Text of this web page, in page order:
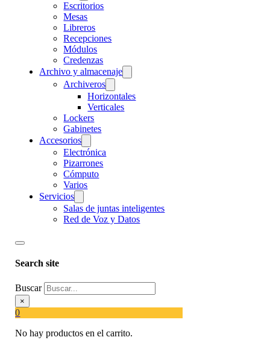
Escritorios
Mesas
Libreros
Recepciones
Módulos
Credenzas
Archivo y almacenaje
Archiveros
Horizontales
Verticales
Lockers
Gabinetes
Accesorios
Electrónica
Pizarrones
Cómputo
Varios
Servicios
Salas de juntas inteligentes
Red de Voz y Datos
Search site
Buscar
×
0
No hay productos en el carrito.